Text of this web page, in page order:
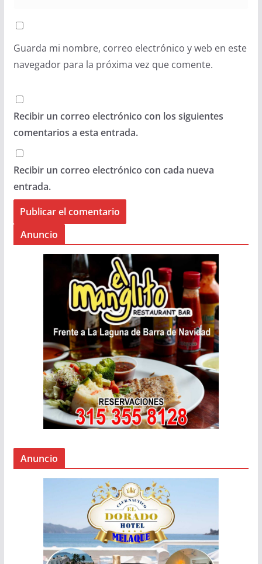
Guarda mi nombre, correo electrónico y web en este
navegador para la próxima vez que comente.
Recibir un correo electrónico con los siguientes
comentarios a esta entrada.
Recibir un correo electrónico con cada nueva
entrada.
Anuncio
Anuncio